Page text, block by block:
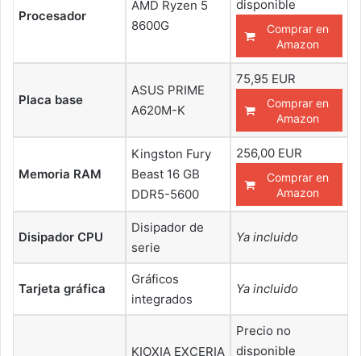
Procesador
AMD Ryzen 5
8600G
disponible
Comprar en
Amazon
Placa base
ASUS PRIME
A620M-K
75,95 EUR
Comprar en
Amazon
Memoria RAM
Kingston Fury
Beast 16 GB
DDR5-5600
256,00 EUR
Comprar en
Amazon
Disipador CPU
Disipador de
serie
Ya incluido
Tarjeta gráfica
Gráficos
integrados
Ya incluido
KIOXIA EXCERIA
Precio no
disponible